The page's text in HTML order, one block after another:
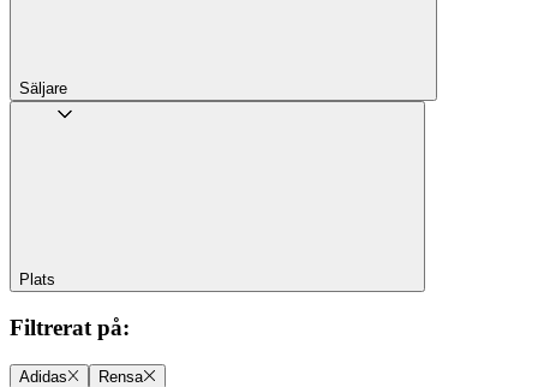
Säljare
Plats
Filtrerat på:
Adidas Rensa